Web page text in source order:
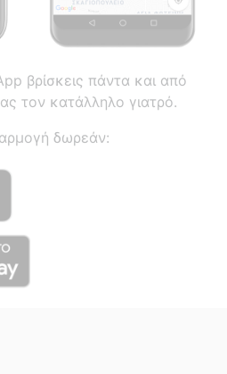
βρίσκεις πάντα και από
τον κατάλληλο γιατρό.
δωρεάν: